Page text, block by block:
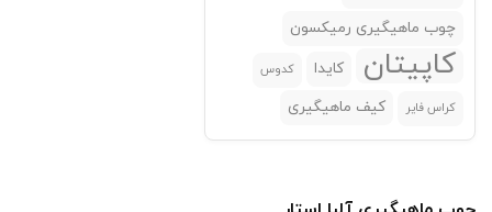
گوانگوی(Guangwei)
(0)
لایت استیک(Lightstick)
(0)
لیجیان
(0)
چوب ماهیگیری رمیکسون
کاپیتان کایدا کدوس
کراس فایر کیف ماهیگیری